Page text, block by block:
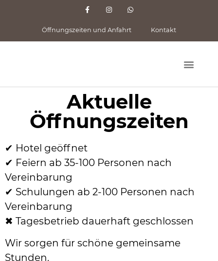
Öffnungszeiten und Anfahrt Kontakt
Aktuelle
Öffnungszeiten
✔ Hotel geöffnet
✔ Feiern ab 35-100 Personen nach
Vereinbarung
✔ Schulungen ab 2-100 Personen nach
Vereinbarung
✖ Tagesbetrieb dauerhaft geschlossen
Wir sorgen für schöne gemeinsame
Stunden.